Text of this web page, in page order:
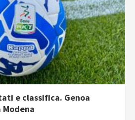
e classifica. Genoa
Modena